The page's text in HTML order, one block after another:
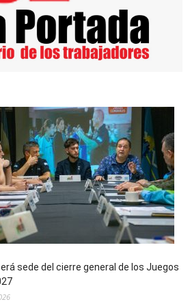
sede del cierre general de los Juegos